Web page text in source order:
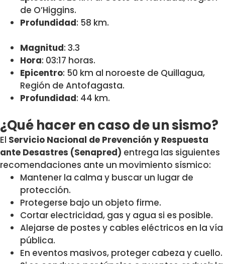
de O’Higgins.
Profundidad: 58 km.
Magnitud: 3.3
Hora: 03:17 horas.
Epicentro: 50 km al noroeste de Quillagua,
Región de Antofagasta.
Profundidad: 44 km.
¿Qué hacer en caso de un sismo?
El Servicio Nacional de Prevención y Respuesta
ante Desastres (Senapred) entrega las siguientes
recomendaciones ante un movimiento sísmico:
Mantener la calma y buscar un lugar de
protección.
Protegerse bajo un objeto firme.
Cortar electricidad, gas y agua si es posible.
Alejarse de postes y cables eléctricos en la vía
pública.
En eventos masivos, proteger cabeza y cuello.